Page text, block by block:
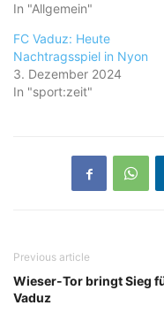
In "Allgemein"
FC Vaduz: Heute
Nachtragsspiel in Nyon
3. Dezember 2024
In "sport:zeit"
Previous article
Wieser-Tor bringt Sieg
Vaduz